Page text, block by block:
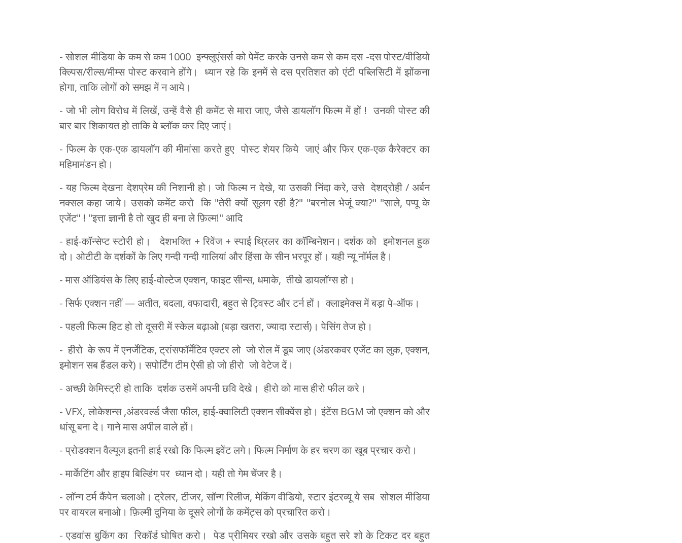
- सोशल मीडिया के कम से कम 1000 इन्फ्लुएंसर्स को पेमेंट करके उनसे कम से कम दस -दस पोस्ट/वीडियो
क्ल्पिस/रील्स/मीम्स पोस्ट करवाने होंगे। ध्यान रहे कि इनमें से दस प्रतिशत को एंटी पब्लिसिटी में झोंकना
होगा, ताकि लोगों को समझ में न आये।
- जो भी लोग विरोध में लिखें, उन्हें वैसे ही कमेंट से मारा जाए, जैसे डायलॉग फिल्म में हों ! उनकी पोस्ट की
बार बार शिकायत हो ताकि वे ब्लॉक कर दिए जाएं।
- फिल्म के एक-एक डायलॉग की मीमांसा करते हुए पोस्ट शेयर किये जाएं और फिर एक-एक कैरेक्टर का
महिमामंडन हो।
- यह फिल्म देखना देशप्रेम की निशानी हो। जो फिल्म न देखे, या उसकी निंदा करे, उसे देशद्रोही / अर्बन
नक्सल कहा जाये। उसको कमेंट करो कि "तेरी क्यों सुलग रही है?" "बरनोल भेजूं क्या?" "साले, पप्पू के
एजेंट" ! "इत्ता ज्ञानी है तो खुद ही बना ले फ़िल्म!" आदि
- हाई-कॉन्सेप्ट स्टोरी हो। देशभक्ति + रिवेंज + स्पाई थ्रिलर का कॉम्बिनेशन। दर्शक को इमोशनल हुक
दो। ओटीटी के दर्शकों के लिए गन्दी गन्दी गालियां और हिंसा के सीन भरपूर हों। यही न्यू नॉर्मल है।
- मास ऑडियंस के लिए हाई-वोल्टेज एक्शन, फाइट सीन्स, धमाके, तीखे डायलॉग्स हो।
- सिर्फ एक्शन नहीं — अतीत, बदला, वफादारी, बहुत से ट्विस्ट और टर्न हों। क्लाइमेक्स में बड़ा पे-ऑफ।
- पहली फिल्म हिट हो तो दूसरी में स्केल बढ़ाओ (बड़ा खतरा, ज्यादा स्टार्स)। पेसिंग तेज हो।
- हीरो के रूप में एनर्जेटिक, ट्रांसफॉर्मेटिव एक्टर लो जो रोल में डूब जाए (अंडरकवर एजेंट का लुक, एक्शन,
इमोशन सब हैंडल करे)। सपोर्टिंग टीम ऐसी हो जो हीरो जो वेटेज दें।
- अच्छी केमिस्ट्री हो ताकि दर्शक उसमें अपनी छवि देखे। हीरो को मास हीरो फील करे।
- VFX, लोकेशन्स ,अंडरवर्ल्ड जैसा फील, हाई-क्वालिटी एक्शन सीक्वेंस हो। इंटेंस BGM जो एक्शन को और
धांसू बना दे। गाने मास अपील वाले हों।
- प्रोडक्शन वैल्यूज इतनी हाई रखो कि फिल्म इवेंट लगे। फिल्म निर्माण के हर चरण का खूब प्रचार करो।
- मार्केटिंग और हाइप बिल्डिंग पर ध्यान दो। यही तो गेम चेंजर है।
- लॉन्ग टर्म कैंपेन चलाओ। ट्रेलर, टीजर, सॉन्ग रिलीज, मेकिंग वीडियो, स्टार इंटरव्यू ये सब सोशल मीडिया
पर वायरल बनाओ। फ़िल्मी दुनिया के दूसरे लोगों के कमेंट्स को प्रचारित करो।
- एडवांस बुकिंग का रिकॉर्ड घोषित करो। पेड प्रीमियर रखो और उसके बहुत सरे शो के टिकट दर बहुत